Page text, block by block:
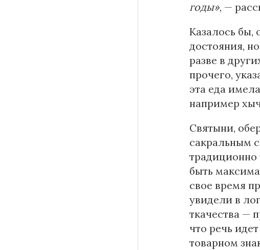
годы», —
Казалось бы,
достояния,
разве в
прочего,
эта еда
например
Святыни,
сакральным
традиционно
быть
свое время
увидели в
ткачества —
что речь
товарном